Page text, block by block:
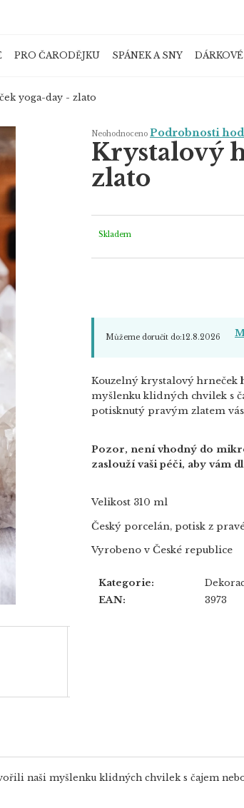
PRO ČARODĚJKU SPÁNEK A SNY
yoga-day - zlato
Průměrné
hodnocení
produktu
je
z
5
Neohodnoceno Podrobnosti
Krystalový
zlato
Skladem
Můžeme doručit do:12.8.2026
Kouzelný krystalový hrneček
myšlenku klidných chvilek s
potisknutý pravým zlatem
Pozor, není vhodný do
zaslouží vaši péči, aby vám
Velikost 310 ml
Český porcelán, potisk z
Vyrobeno v České republice
Kategorie:
EAN: 3973
naši myšlenku klidných chvilek s čajem
najít?
HLEDAT
Doporučujeme